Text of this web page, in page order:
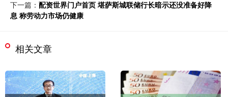
下一篇： 配资世界门户首页 堪萨斯城联储行长暗示还没准备好降
息 称劳动力市场仍健康
相关文章